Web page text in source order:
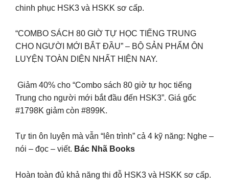
chinh phục HSK3 và HSKK sơ cấp.
“COMBO SÁCH 80 GIỜ TỰ HỌC TIẾNG TRUNG
CHO NGƯỜI MỚI BẮT ĐẦU” – BỘ SẢN PHẨM ÔN
LUYỆN TOÀN DIỆN NHẤT HIỆN NAY.
️ Giảm 40% cho “Combo sách 80 giờ tự học tiếng
Trung cho người mới bắt đầu đến HSK3”. Giá gốc
#1798K giảm còn #899K.
Tự tin ôn luyện mà vẫn “lên trình” cả 4 kỹ năng: Nghe –
nói – đọc – viết. Bác Nhã Books
Hoàn toàn đủ khả năng thi đỗ HSK3 và HSKK sơ cấp.